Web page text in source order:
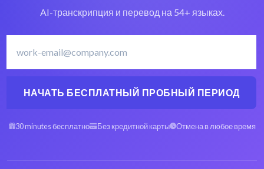
AI-транскрипция и перевод на 54+ языках.
НАЧАТЬ БЕСПЛАТНЫЙ ПРОБНЫЙ ПЕРИОД
30 minutes бесплатно Без кредитной карты Отмена в любое время